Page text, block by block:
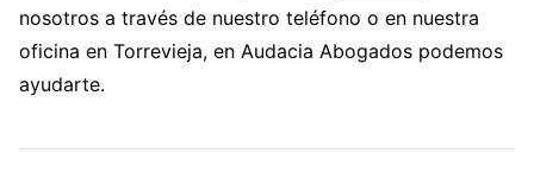
nosotros a través de nuestro teléfono o en nuestra
oficina en Torrevieja, en Audacia Abogados podemos
ayudarte.